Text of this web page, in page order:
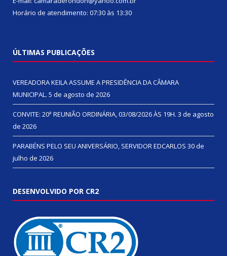
Horário de atendimento: 07:30 às 13:30
ÚLTIMAS PUBLICAÇÕES
VEREADORA KEILA ASSUME A PRESIDÊNCIA DA CÂMARA
MUNICIPAL. 5 de agosto de 2026
CONVITE: 20ª REUNIÃO ORDINÁRIA, 03/08/2026 ÀS 19H. 3 de agosto
de 2026
PARABÉNS PELO SEU ANIVERSÁRIO, SERVIDOR EDCARLOS 30 de
julho de 2026
DESENVOLVIDO POR CR2